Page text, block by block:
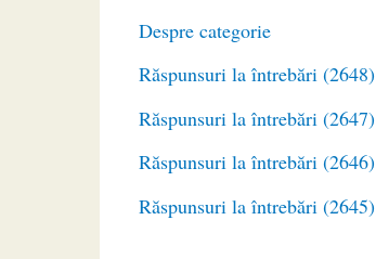
Despre categorie
Răspunsuri la întrebări (2648)
Răspunsuri la întrebări (2647)
Răspunsuri la întrebări (2646)
Răspunsuri la întrebări (2645)